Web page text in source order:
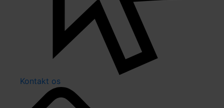
Kontakt os